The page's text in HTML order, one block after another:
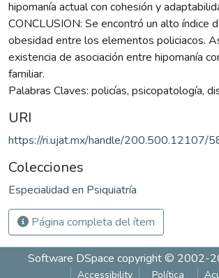
hipomanía actual con cohesión y
CONCLUSION: Se encontró un alto índice
obesidad entre los elementos policiacos.
existencia de asociación entre hipomanía
familiar.
Palabras Claves: policías, psicopatología,
URI
https://ri.ujat.mx/handle/200.500.12107/
Colecciones
Especialidad en Psiquiatría
Página completa del ítem
Software DSpace copyright © 2002-
Accessibility Política